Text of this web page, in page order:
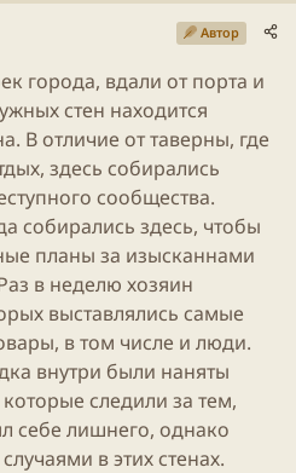
а
ч
л
а
с
о
т
ы
Автор
города, вдали от порта и
стен находится
В отличие от таверны, где
здесь собирались
сообщества.
собирались здесь, чтобы
планы за изысканнами
в неделю хозяин
выставлялись самые
в том числе и люди.
внутри были наняты
следили за тем,
себе лишнего, однако
в этих стенах.